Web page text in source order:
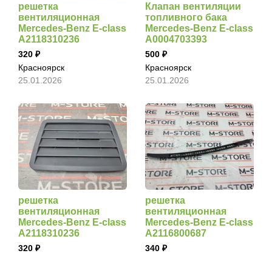
решетка
вентиляционная
Mercedes-Benz E-class
A2118310236
320
Красноярск
25.01.2026
Клапан вентиляции
топливного бака
Mercedes-Benz E-class
A0004703393
500
Красноярск
25.01.2026
решетка
вентиляционная
Mercedes-Benz E-class
A2118310236
320
решетка
вентиляционная
Mercedes-Benz E-class
A2116800687
340